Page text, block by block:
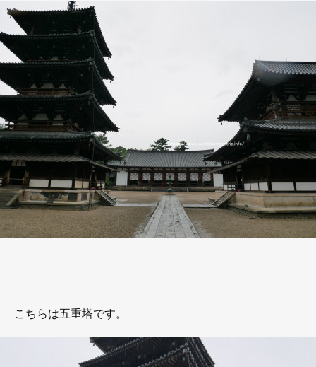
こちらは五重塔です。